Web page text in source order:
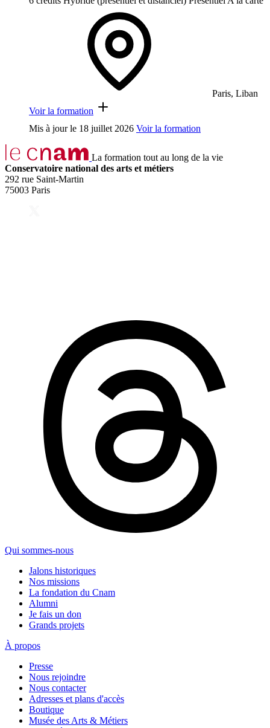
Paris, Liban
Voir la formation
Mis à jour le 18 juillet 2026 Voir la formation
La formation tout au long de la vie
Conservatoire national des arts et métiers
292 rue Saint-Martin
75003 Paris
Qui sommes-nous
Jalons historiques
Nos missions
La fondation du Cnam
Alumni
Je fais un don
Grands projets
À propos
Presse
Nous rejoindre
Nous contacter
Adresses et plans d'accès
Boutique
Musée des Arts & Métiers